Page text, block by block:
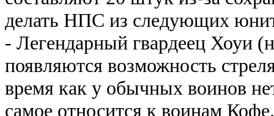
делать НПС из следующих
- Легендарный гвардеец Хоуи
появляются возможность
время как у обычных воинов
самое относится к воинам